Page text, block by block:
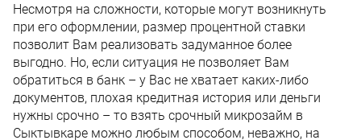
Несмотря на сложности, которые могут возникнуть
при его оформлении, размер процентной ставки
позволит Вам реализовать задуманное более
выгодно. Но, если ситуация не позволяет Вам
обратиться в банк – у Вас не хватает каких-либо
документов, плохая кредитная история или деньги
нужны срочно – то взять срочный микрозайм в
Сыктывкаре можно любым способом, неважно, на